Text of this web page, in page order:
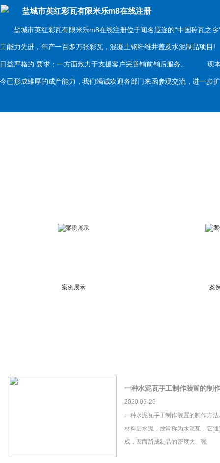
盐城市英红彩瓦有限米乐m8在线注册
盐城市英红彩瓦有限米乐m8在线注册位于闻名遐迩的“中国砖瓦之乡
工能力先进，年产一百多万张彩瓦，混凝土钢纤维井盖及水泥制品项
日益严格的 要求；一方面致力于支援客户完善销前销后服务。 现本
今已形成雄厚的成产能力，我们竭诚欢迎各部门来函参观交流，进一
案例展示 案
一种水泥瓦手工制作装置的制
2020-05-26
一种水泥瓦手工制作装置的制作方
材料是水泥，故常称为水泥瓦，它
成，因而所成制品的密度大、强